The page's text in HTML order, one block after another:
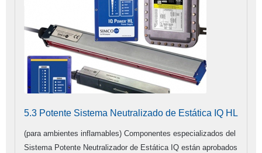
5.3 Potente Sistema Neutralizado de Estática IQ HL
(para ambientes inflamables) Componentes especializados del
Sistema Potente Neutralizador de Estática IQ están aprobados